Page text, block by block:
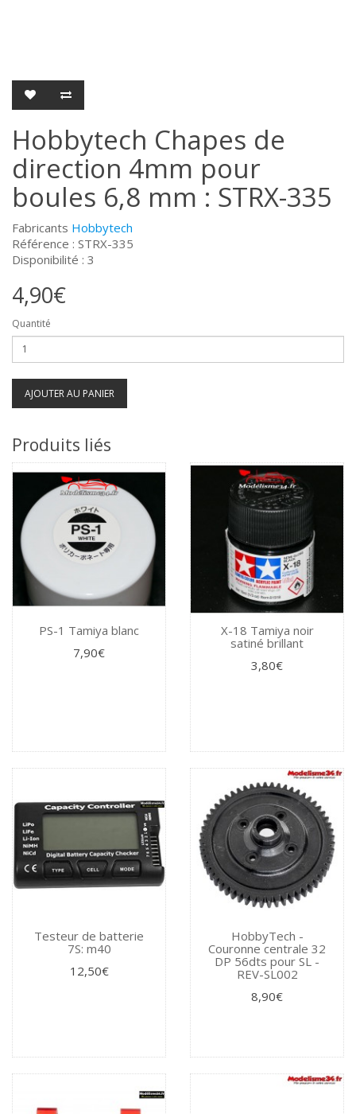
Hobbytech Chapes de
direction 4mm pour
boules 6,8 mm : STRX-335
Fabricants Hobbytech
Référence : STRX-335
Disponibilité : 3
4,90€
Quantité
AJOUTER AU PANIER
Produits liés
PS-1 Tamiya blanc
7,90€
X-18 Tamiya noir
satiné brillant
3,80€
Testeur de batterie
7S: m40
12,50€
HobbyTech -
Couronne centrale 32
DP 56dts pour SL -
REV-SL002
8,90€